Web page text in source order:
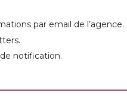
par email de l’agence.
notification.